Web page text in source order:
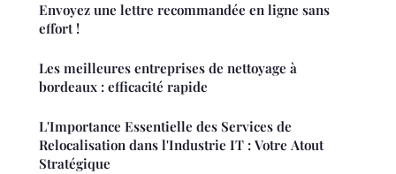
Envoyez une lettre recommandée en ligne sans
effort !
Les meilleures entreprises de nettoyage à
bordeaux : efficacité rapide
L'Importance Essentielle des Services de
Relocalisation dans l'Industrie IT : Votre Atout
Stratégique